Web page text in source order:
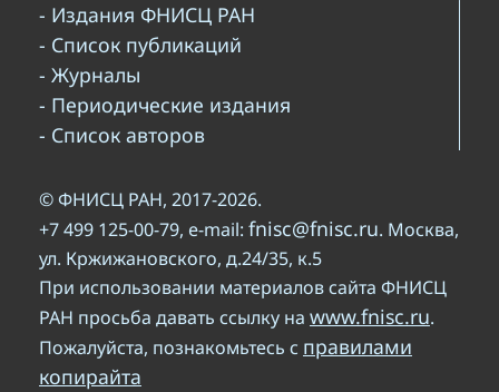
- Издания ФНИСЦ РАН
- Список публикаций
- Журналы
- Периодические издания
- Список авторов
© ФНИСЦ РАН, 2017-2026.
+7 499 125-00-79, e-mail: fnisc@fnisc.ru. Москва,
ул. Кржижановского, д.24/35, к.5
При использовании материалов сайта ФНИСЦ
РАН просьба давать ссылку на www.fnisc.ru.
Пожалуйста, познакомьтесь с правилами
копирайта